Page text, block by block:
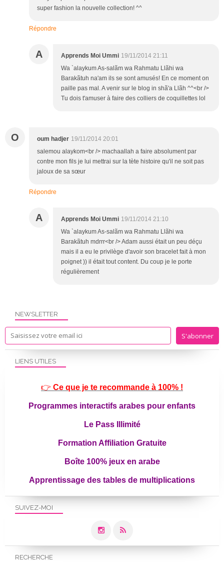
super fashion la nouvelle collection! ^^
Répondre
A Apprends Moi Ummi 19/11/2014 21:11
Wa `alaykum As-salãm wa Rahmatu Llãhi wa
Barakãtuh na'am ils se sont amusés! En ce moment on
paille pas mal. A venir sur le blog in shã'a Llãh ^^<br />
Tu dois t'amuser à faire des colliers de coquillettes lol
O oum hadjer 19/11/2014 20:01
salemou alaykom<br /> machaallah a faire absolument par
contre mon fils je lui mettrai sur la tète histoire qu'il ne soit pas
jaloux de sa sœur
Répondre
A Apprends Moi Ummi 19/11/2014 21:10
Wa `alaykum As-salãm wa Rahmatu Llãhi wa
Barakãtuh mdrrr<br /> Adam aussi était un peu déçu
mais il a eu le privilège d'avoir son bracelet fait à mon
poignet )) il était tout content. Du coup je le porte
régulièrement
NEWSLETTER
SUIVEZ-MOI
RECHERCHE
LIENS UTILES
👉 Ce que je te recommande à 100% !
Programmes interactifs arabes pour enfants
Le Pass Illimité
Formation Affiliation Gratuite
Boîte 100% jeux en arabe
Apprentissage des tables de multiplications